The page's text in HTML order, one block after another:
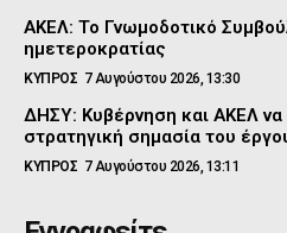
ΑΚΕΛ: Το Γνωμοδοτικό
ημετεροκρατίας
ΚΥΠΡΟΣ 7 Αυγούστου 2026, 13:30
ΔΗΣΥ: Κυβέρνηση και ΑΚΕΛ να
στρατηγική σημασία του
ΚΥΠΡΟΣ 7 Αυγούστου 2026, 13:11